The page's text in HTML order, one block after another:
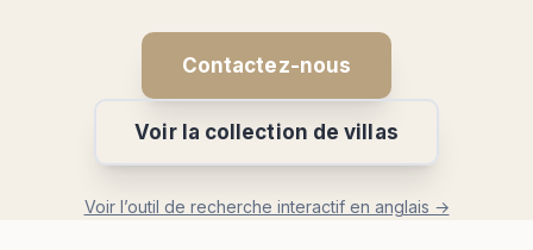
Contactez-nous
Voir la collection de villas
Voir l’outil de recherche interactif en anglais →